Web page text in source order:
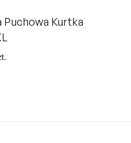
Puchowa Kurtka